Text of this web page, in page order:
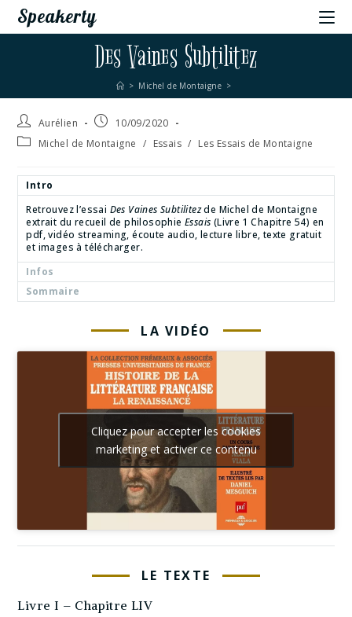
Speakerty
Des Vaines Subtilitez
> Michel de Montaigne >
Aurélien
10/09/2020
Michel de Montaigne / Essais / Les Essais de Montaigne
Intro
Retrouvez l’essai Des Vaines Subtilitezde Michel de Montaigne
extrait du recueil de philosophieEssais (Livre 1 Chapitre 54) en
pdf, vidéo streaming, écoute audio, lecture libre, texte gratuit
et images à télécharger.
Infos
Sommaire
LA VIDÉO
Cliquez pour accepter les cookies
marketing et activer ce contenu
LE TEXTE
Livre I – Chapitre LIV